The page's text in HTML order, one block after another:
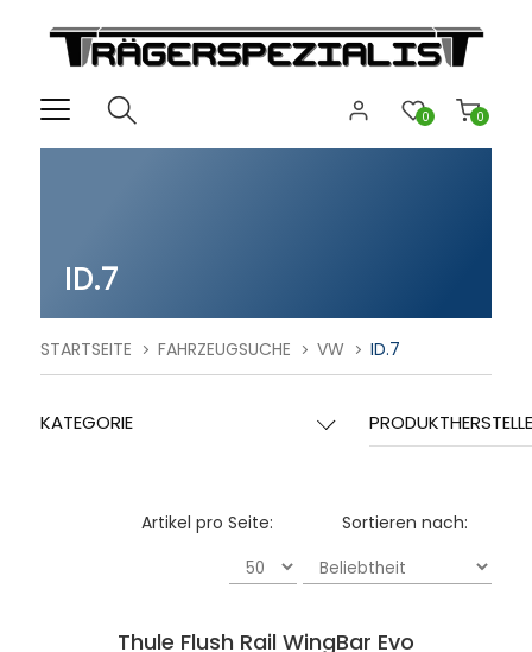
0
0
ID.7
STARTSEITE FAHRZEUGSUCHE VW ID.7
KATEGORIE
Sortieren nach:
Artikel pro Seite:
Thule Flush Rail WingBar Evo